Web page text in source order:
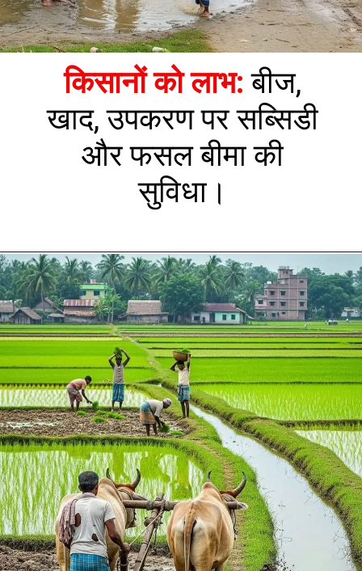
किसानों को लाभ: बीज,
खाद, उपकरण पर सब्सिडी
और फसल बीमा की
सुविधा।